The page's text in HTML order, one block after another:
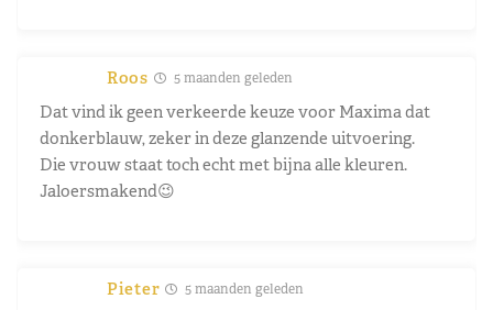
Roos 5 maanden geleden
Dat vind ik geen verkeerde keuze voor Maxima dat
donkerblauw, zeker in deze glanzende uitvoering.
Die vrouw staat toch echt met bijna alle kleuren.
Jaloersmakend😉
Pieter 5 maanden geleden